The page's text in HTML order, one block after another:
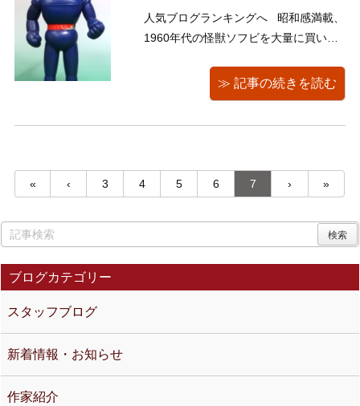
人気ブログランキングへ 昭和感満載、
1960年代の怪獣ソフビを大量に買い取
てきた古くて大きな茶箱の中には怪獣
ソフビがゴロゴロと ！ 「マルサンから
≫ 記事の続きを読む
« ‹ 3 4 5 6 7 › »
ブログカテゴリー
スタッフブログ
新着情報・お知らせ
作家紹介